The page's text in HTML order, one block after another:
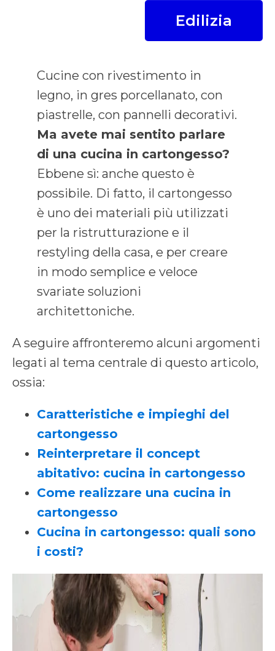
Edilizia
Cucine con rivestimento in
legno, in gres porcellanato, con
piastrelle, con pannelli decorativi.
Ma avete mai sentito parlare
di una cucina in cartongesso?
Ebbene sì: anche questo è
possibile. Di fatto, il cartongesso
è uno dei materiali più utilizzati
per la ristrutturazione e il
restyling della casa, e per creare
in modo semplice e veloce
svariate soluzioni
architettoniche.
A seguire affronteremo alcuni argomenti
legati al tema centrale di questo articolo,
ossia:
Caratteristiche e impieghi del
cartongesso
Reinterpretare il concept
abitativo: cucina in cartongesso
Come realizzare una cucina in
cartongesso
Cucina in cartongesso: quali sono
i costi?